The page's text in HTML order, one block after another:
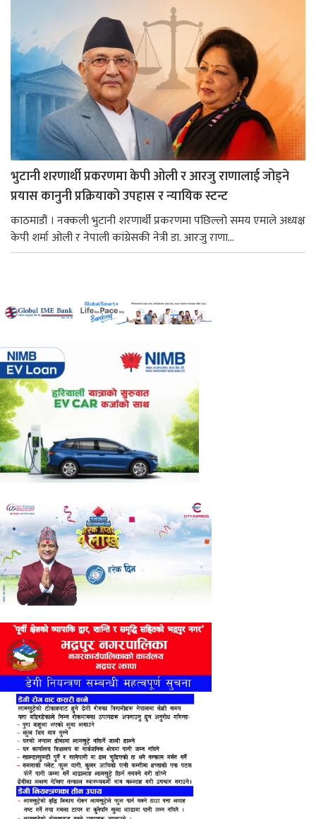
भुटानी शरणार्थी प्रकरणमा केपी ओली र आरजु राणालाई जोड्ने
प्रयास कानुनी प्रक्रियाको उपहास र न्यायिक स्टन्ट
काठमाडौं । नक्कली भुटानी शरणार्थी प्रकरणमा पछिल्लो समय एमाले अध्यक्ष
केपी शर्मा ओली र नेपाली कांग्रेसकी नेत्री डा. आरजु राणा...